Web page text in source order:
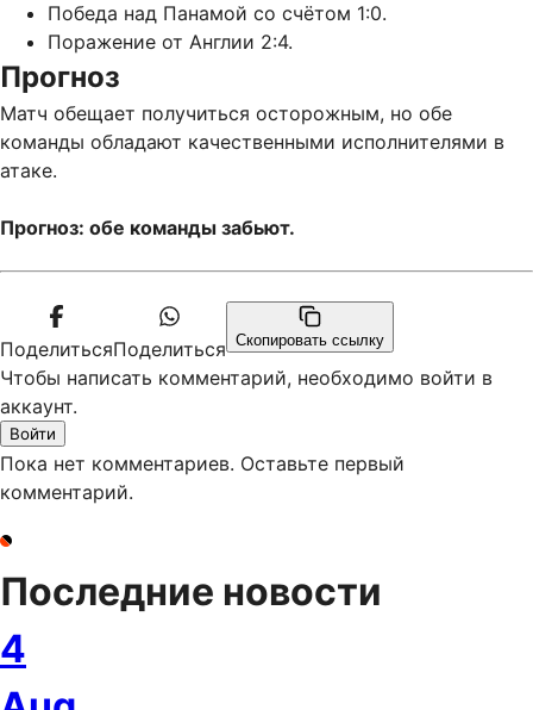
Победа над Панамой со счётом 1:0.
Поражение от Англии 2:4.
Прогноз
Матч обещает получиться осторожным, но обе
команды обладают качественными исполнителями в
атаке.
Прогноз: обе команды забьют.
ПоделитьсяПоделиться Скопировать ссылку
Чтобы написать комментарий, необходимо войти в
аккаунт.
Войти
Пока нет комментариев. Оставьте первый
комментарий.
Последние новости
4